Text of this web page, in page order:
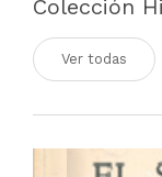
Colección
Ver todas